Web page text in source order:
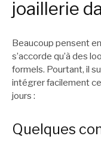
joaillerie
Beaucoup pensent
s’accorde qu’à des
formels. Pourtant, il
intégrer facilement
jours :
Quelques